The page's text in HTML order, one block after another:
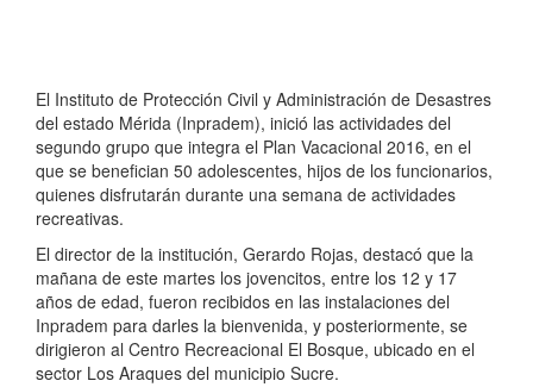
El Instituto de Protección Civil y Administración de Desastres
del estado Mérida (Inpradem), inició las actividades del
segundo grupo que integra el Plan Vacacional 2016, en el
que se benefician 50 adolescentes, hijos de los funcionarios,
quienes disfrutarán durante una semana de actividades
recreativas.
El director de la institución, Gerardo Rojas, destacó que la
mañana de este martes los jovencitos, entre los 12 y 17
años de edad, fueron recibidos en las instalaciones del
Inpradem para darles la bienvenida, y posteriormente, se
dirigieron al Centro Recreacional El Bosque, ubicado en el
sector Los Araques del municipio Sucre.